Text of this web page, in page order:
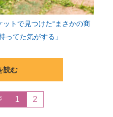
トで見つけた“まさかの商
てた気がする」
読む
1 2